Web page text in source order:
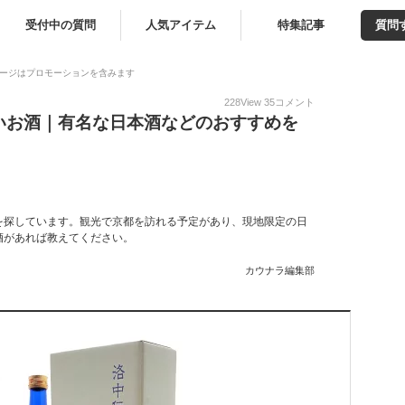
受付中の質問 人気アイテム 特集記事 質問
ジはプロモーションを含みます
228View 35コメント
酒｜有名な日本酒などのおすすめを
しています。観光で京都を訪れる予定があり、現地限定の日
あれば教えてください。
カウナラ編集部